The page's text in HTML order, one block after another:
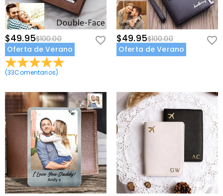
$49.95$100.00
Oferta de Verano
(33Comentarios)
$49.95$100.00
Oferta de Verano